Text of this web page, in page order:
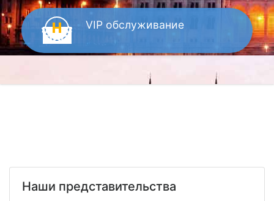
VIP обслуживание
Наши представительства